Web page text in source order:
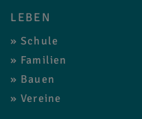
LEBEN
Schule
Familien
Bauen
Vereine